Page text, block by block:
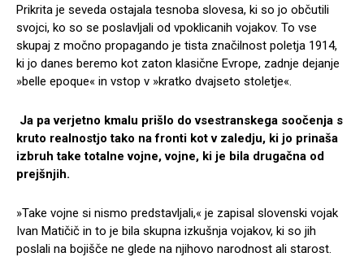
Prikrita je seveda ostajala tesnoba slovesa, ki so jo občutili
svojci, ko so se poslavljali od vpoklicanih vojakov. To vse
skupaj z močno propagando je tista značilnost poletja 1914,
ki jo danes beremo kot zaton klasične Evrope, zadnje dejanje
»belle epoque« in vstop v »kratko dvajseto stoletje«.
Ja pa verjetno kmalu prišlo do vsestranskega soočenja s
kruto realnostjo tako na fronti kot v zaledju, ki jo prinaša
izbruh take totalne vojne, vojne, ki je bila drugačna od
prejšnjih.
»Take vojne si nismo predstavljali,« je zapisal slovenski vojak
Ivan Matičič in to je bila skupna izkušnja vojakov, ki so jih
poslali na bojišče ne glede na njihovo narodnost ali starost.